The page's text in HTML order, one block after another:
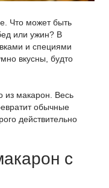
Что может быть
или ужин? В
и специями
вкусны, будто
из макарон. Весь
обычные
действительно
с